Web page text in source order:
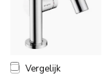
Vergelijk